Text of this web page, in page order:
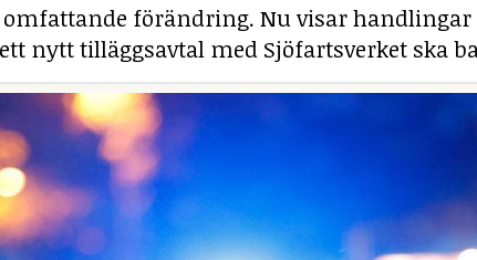
förändring. Nu visar
nytt tilläggsavtal med Sjöfartsverket ska